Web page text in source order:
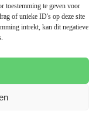
toestemming te geven voor
of unieke ID's op deze site
intrekt, kan dit negatieve